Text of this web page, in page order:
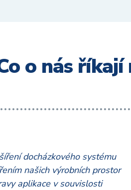
o nás
docházkového systému
našich výrobních prostor
aplikace v souvislosti